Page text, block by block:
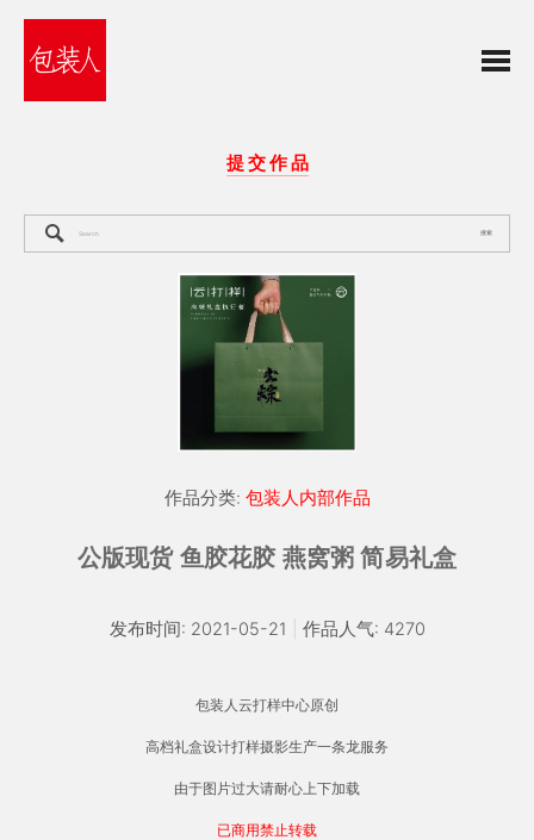
提 交 作 品
搜索
作品分类: 包装人内部作品
公版现货 鱼胶花胶 燕窝粥 简易礼盒
发布时间: 2021-05-21 作品人气: 4270
包装人云打样中心原创
高档礼盒设计打样摄影生产一条龙服务
由于图片过大请耐心上下加载
已商用禁止转载